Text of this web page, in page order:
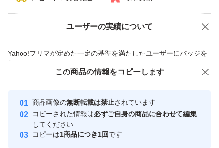
ユーザーの実績について
Yahoo!フリマが定めた一定の基準を満たしたユーザーにバッジを
付与しています
安心取引出品者
心・安全なユーザーです
取引実績
価格の相談 商品への質問
この商品の情報をコピーします
商品画像の無断転載は禁止されています
コピーされた情報は必ずご自身の商品に合わせて編集
してください
コピーは1商品につき1回です
この商品をみている人にオススメ